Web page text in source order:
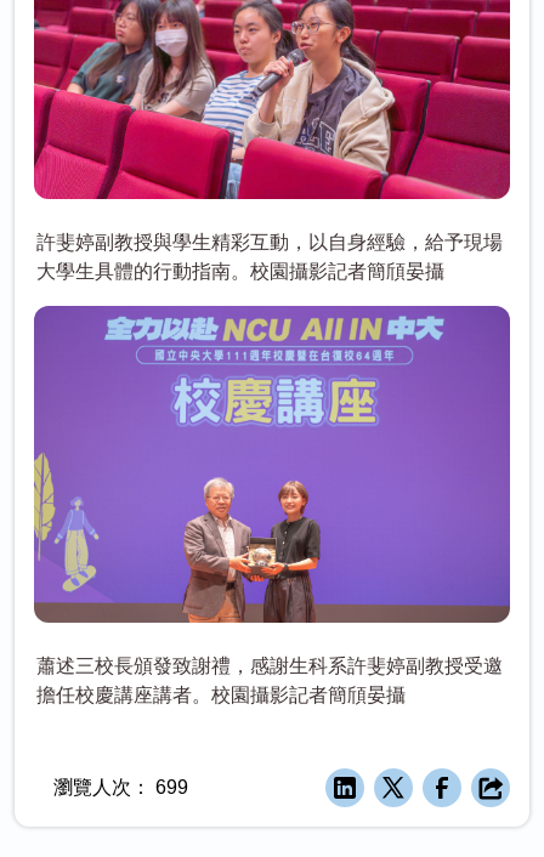
許斐婷副教授與學生精彩互動，以自身經驗，給予現場
大學生具體的行動指南。校園攝影記者簡頎晏攝
蕭述三校長頒發致謝禮，感謝生科系許斐婷副教授受邀
擔任校慶講座講者。校園攝影記者簡頎晏攝
瀏覽人次： 699